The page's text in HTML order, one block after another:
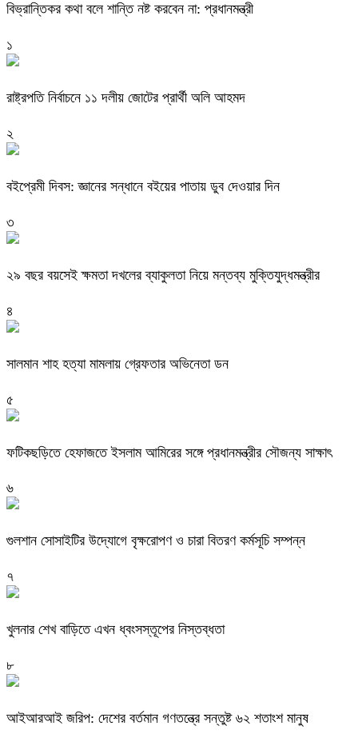
বিভ্রান্তিকর কথা বলে শান্তি নষ্ট করবেন না: প্রধানমন্ত্রী
১
রাষ্ট্রপতি নির্বাচনে ১১ দলীয় জোটের প্রার্থী অলি আহমদ
২
বইপ্রেমী দিবস: জ্ঞানের সন্ধানে বইয়ের পাতায় ডুব দেওয়ার দিন
৩
২৯ বছর বয়সেই ক্ষমতা দখলের ব্যাকুলতা নিয়ে মন্তব্য মুক্তিযুদ্ধমন্ত্রীর
৪
সালমান শাহ হত্যা মামলায় গ্রেফতার অভিনেতা ডন
৫
ফটিকছড়িতে হেফাজতে ইসলাম আমিরের সঙ্গে প্রধানমন্ত্রীর সৌজন্য সাক্ষাৎ
৬
গুলশান সোসাইটির উদ্যোগে বৃক্ষরোপণ ও চারা বিতরণ কর্মসূচি সম্পন্ন
৭
খুলনার শেখ বাড়িতে এখন ধ্বংসস্তূপের নিস্তব্ধতা
৮
আইআরআই জরিপ: দেশের বর্তমান গণতন্ত্রে সন্তুষ্ট ৬২ শতাংশ মানুষ